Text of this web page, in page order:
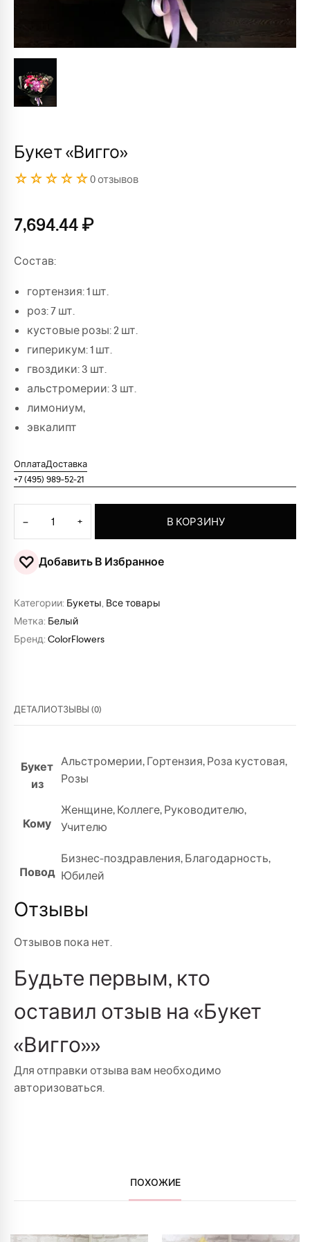
Букет «Вигго»
☆☆☆☆☆0 отзывов
7,694.44₽
Состав:
гортензия: 1 шт.
роз: 7 шт.
кустовые розы: 2 шт.
гиперикум: 1 шт.
гвоздики: 3 шт.
альстромерии: 3 шт.
лимониум,
эвкалипт
ОплатаДоставка
+7 (495) 989-52-21
− + В КОРЗИНУ
♡ Добавить В Избранное
Категории: Букеты, Все товары
Метка: Белый
Бренд: ColorFlowers
ДЕТАЛИОТЗЫВЫ (0)
Букет
из
Альстромерии,Гортензия,Роза кустовая,
Розы
Кому
Женщине,Коллеге,Руководителю,
Учителю
Повод
Бизнес-поздравления,Благодарность,
Юбилей
Отзывы
Отзывов пока нет.
Будьте первым, кто
оставил отзыв на «Букет
«Вигго»»
Для отправки отзыва вам необходимо
авторизоваться.
ПОХОЖИЕ